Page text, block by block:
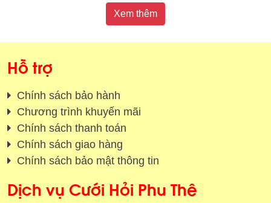
Xem thêm
Hỗ trợ
Chính sách bảo hành
Chương trình khuyến mãi
Chính sách thanh toán
Chính sách giao hàng
Chính sách bảo mật thông tin
Dịch vụ Cưới Hỏi Phu Thê